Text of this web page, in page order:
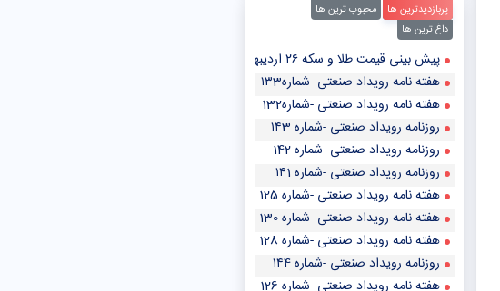
پربازدیدترین ها
محبوب ترین ها
داغ ترین ها
پیش‌ بینی قیمت طلا و سکه ۲۶ اردیبهشت ۱۴۰۳/ سکه امامی از رشد قیمت در بازار طلا جا ماند
هفته نامه رویداد صنعتی -شماره۱۳3
هفته نامه رویداد صنعتی -شماره132
روزنامه رویداد صنعتی -شماره ۱۴3
روزنامه رویداد صنعتی -شماره 142
روزنامه رویداد صنعتی -شماره ۱۴1
هفته نامه رویداد صنعتی -شماره 125
هفته نامه رویداد صنعتی -شماره 130
هفته نامه رویداد صنعتی -شماره 128
روزنامه رویداد صنعتی -شماره ۱۴4
هفته نامه رویداد صنعتی -شماره 126